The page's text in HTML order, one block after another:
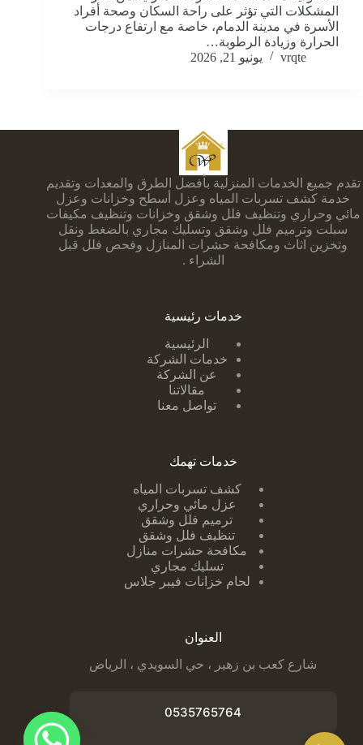
المشكلات التي تؤثر على راحة السكان وصحة أفراد
الأسرة في مدينة الدمام، خاصة مع ارتفاع درجات
الحرارة وزيادة الرطوبة…
vrqte
يونيو 21, 2026
تقدم جميع الخدمات المنزلية بأفضل الطرق والمعدات وتقديم
خدمة كشف تسربات المياه وعزل أسطح وخزانات وعزل
مائي وحراري وتنظيف فلل وشقق وخزانات وتنظيف مكيفات
سبلت وترميم فلل وشقق وتسليك مجاري بالضغط ونقل
وتخزين اثاث ومكافحة حشرات المنازل وفحص فلل قبل
الشراء .
خدمات رئيسية
الرئيسية
خدمات الشركة
عن الشركة
مقالاتنا
تواصل معنا
خدمات تهمك
كشف تسربات ا لمياه
عزل مائي وحراري
ترميم فلل وشقق
تنظيف فلل وشقق
مكافحة حشرات منازل
تسليك مجاري
لحام خزانات فيبر جلاس
العنوان
شارع كعب بن زهير ، حي السويدي ، الرياض
0535765764